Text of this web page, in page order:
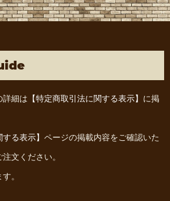
詳細は 【特定商取引法に関する表示】 に掲
る表示】 ページの掲載内容をご確認いた
文ください。
。